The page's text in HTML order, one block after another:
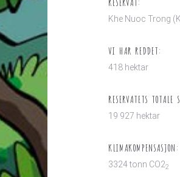
Khe Nuoc Trong
VI HAR REDDET:
418 hektar
RESERVATETS TOTALE
19 927 hektar
KLIMAKOMPENSASJON:
3324 tonn CO22